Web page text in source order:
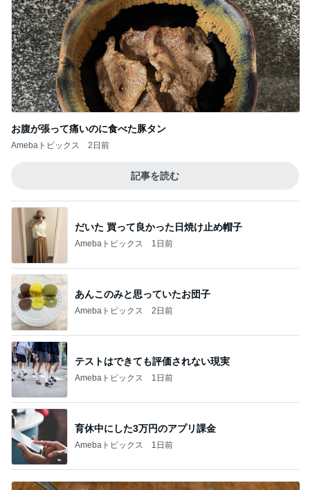
お腹が張って痛いのに食べた豚タン
Amebaトピックス 2日前
記事を読む
だいた 買って良かった日焼け止め帽子
Amebaトピックス 1日前
あんこのみと思っていたお団子
Amebaトピックス 2日前
テストはできても評価されない現実
Amebaトピックス 1日前
育休中にした3万円のアプリ課金
Amebaトピックス 1日前